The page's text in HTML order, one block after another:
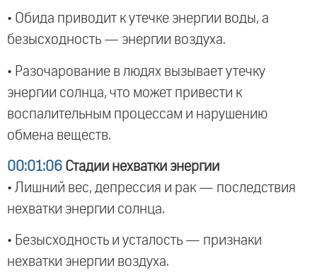
• Обида приводит к утечке энергии воды, а
безысходность — энергии воздуха.
• Разочарование в людях вызывает утечку
энергии солнца, что может привести к
воспалительным процессам и нарушению
обмена веществ.
00:01:06 Стадии нехватки энергии
• Лишний вес, депрессия и рак — последствия
нехватки энергии солнца.
• Безысходность и усталость — признаки
нехватки энергии воздуха.